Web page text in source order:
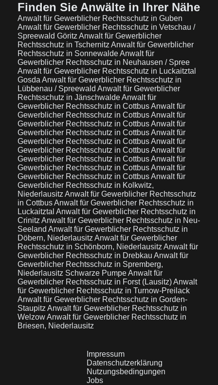
Finden Sie Anwälte in Ihrer Nähe
Anwalt für Gewerblicher Rechtsschutz in Guben
Anwalt für Gewerblicher Rechtsschutz in Vetschau /
Spreewald Göritz Anwalt für Gewerblicher
Rechtsschutz in Tschernitz Anwalt für Gewerblicher
Rechtsschutz in SonnewaldeAnwalt für
Gewerblicher Rechtsschutz in Neuhausen / Spree
Anwalt für Gewerblicher Rechtsschutz in Luckaitztal
Gosda Anwalt für Gewerblicher Rechtsschutz in
Lübbenau / Spreewald Anwalt für Gewerblicher
Rechtsschutz in JänschwaldeAnwalt für
Gewerblicher Rechtsschutz in CottbusAnwalt für
Gewerblicher Rechtsschutz in CottbusAnwalt für
Gewerblicher Rechtsschutz in CottbusAnwalt für
Gewerblicher Rechtsschutz in CottbusAnwalt für
Gewerblicher Rechtsschutz in CottbusAnwalt für
Gewerblicher Rechtsschutz in CottbusAnwalt für
Gewerblicher Rechtsschutz in CottbusAnwalt für
Gewerblicher Rechtsschutz in CottbusAnwalt für
Gewerblicher Rechtsschutz in CottbusAnwalt für
Gewerblicher Rechtsschutz in Kolkwitz,
Niederlausitz Anwalt für Gewerblicher Rechtsschutz
in CottbusAnwalt für Gewerblicher Rechtsschutz in
Luckaitztal Anwalt für Gewerblicher Rechtsschutz in
Crinitz Anwalt für Gewerblicher Rechtsschutz in Neu-
Seeland Anwalt für Gewerblicher Rechtsschutz in
Döbern, Niederlausitz Anwalt für Gewerblicher
Rechtsschutz in Schönborn, Niederlausitz Anwalt für
Gewerblicher Rechtsschutz in Drebkau Anwalt für
Gewerblicher Rechtsschutz in Spremberg,
Niederlausitz Schwarze PumpeAnwalt für
Gewerblicher Rechtsschutz in Forst (Lausitz)Anwalt
für Gewerblicher Rechtsschutz in Turnow-Preilack
Anwalt für Gewerblicher Rechtsschutz in Gorden-
Staupitz Anwalt für Gewerblicher Rechtsschutz in
WelzowAnwalt für Gewerblicher Rechtsschutz in
Briesen, Niederlausitz
Impressum
Datenschutzerklärung
Nutzungsbedingungen
Jobs